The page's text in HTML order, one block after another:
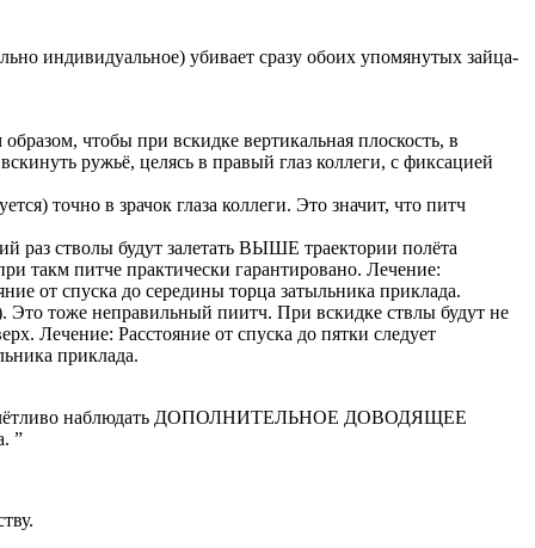
индивидуальное) убивает сразу обоих упомянутых зайца-
чтобы при вскидке вертикальная плоскость, в
ружьё, целясь в правый глаз коллеги, с фиксацией
точно в зрачок глаза коллеги. Это значит, что питч
раз стволы будут залетать ВЫШЕ траектории полёта
такм питче практически гарантировано. Лечение:
от спуска до середины торца затыльника приклада.
Это тоже неправильный пиитч. При вскидке ствлы будут не
Лечение: Расстояние от спуска до пятки следует
приклада.
отчётливо наблюдать ДОПОЛНИТЕЛЬНОЕ ДОВОДЯЩЕЕ
”